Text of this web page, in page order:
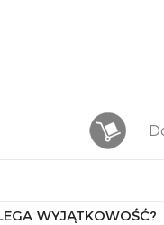
WYJĄTKOWOŚĆ?